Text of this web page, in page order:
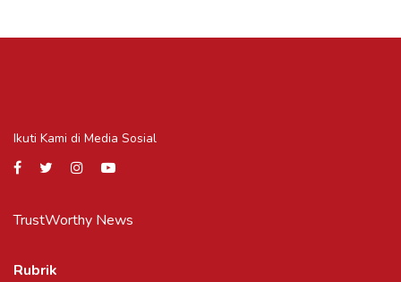
Ikuti Kami di Media Sosial
TrustWorthy News
Rubrik